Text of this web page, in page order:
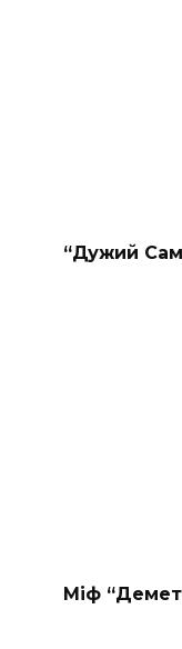
“Дужий
Міф